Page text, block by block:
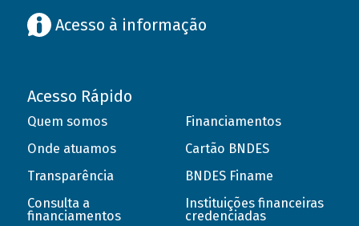
Acesso à informação
Acesso Rápido
Quem somos
Onde atuamos
Transparência
Consulta a
financiamentos
Financiamentos
Cartão BNDES
BNDES Finame
Instituições financeiras
credenciadas